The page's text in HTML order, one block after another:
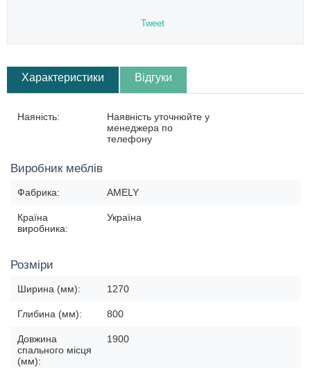
Tweet
Характеристики Відгуки
Наяність:
Наявність уточнюйте у
менеджера по
телефону
Виробник меблів
Фабрика: AMELY
Країна
виробника:
Україна
Розміри
Ширина (мм): 1270
Глибина (мм): 800
Довжина
спального місця
(мм):
1900